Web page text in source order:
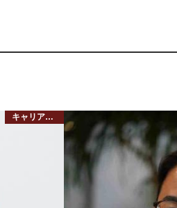
キャリアコンサルタント